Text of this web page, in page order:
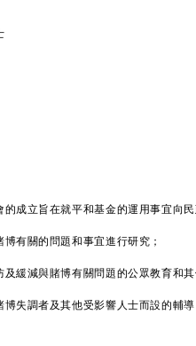
立旨在就平和基金的運用事宜向民
博有關的問題和事宜進行研究；
及緩減與賭博有關問題的公眾教育和
博失調者及其他受影響人士而設的輔